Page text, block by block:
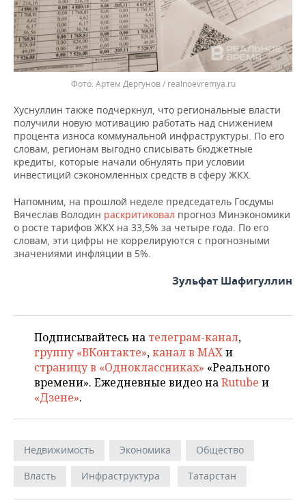
Артем Дергунов / realnoevremya.ru
Хуснуллин также подчеркнул, что региональные власти
получили новую мотивацию работать над снижением
процента износа коммунальной инфраструктуры. По его
словам, регионам выгодно списывать бюджетные
кредиты, которые начали обнулять при условии
инвестиций сэкономленных средств в сферу ЖКХ.
Напомним, на прошлой неделе председатель Госдумы
Вячеслав Володин раскритиковал прогноз Минэкономики
о росте тарифов ЖКХ на 33,5% за четыре года. По его
словам, эти цифры не коррелируются с прогнозными
значениями инфляции в 5%.
Зульфат Шафигуллин
Подписывайтесь на телеграм-канал,
группу «ВКонтакте»,канал в MAXи
страницу в «Одноклассниках» «Реального
времени». Ежедневные видео наRutube и
«Дзене».
Недвижимость Экономика
Общество
Власть
Инфраструктура Татарстан